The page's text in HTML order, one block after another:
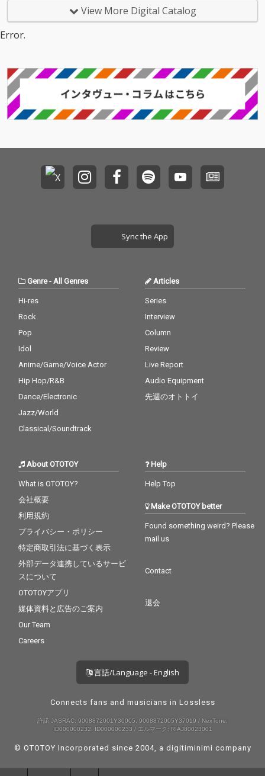
わせで話題沸騰、坂道
ファンのみならず音楽
バージョンの”No Gaze
のシューゲイザー・サ
ウンドとはまったく違
ったアプローチで、こ
(乃木坂46)のボーカル
で踊れる曲として、現
在敢行中の“MONDO G
View More Digital Catalog
Error.
Sync the App
Genre- All Genres
Hi-res
Rock
Pop
Idol
Anime/Game/Voice Actor
Hip Hop/R&B
Dance/Electronic
Jazz/World
Classical/Soundtrack
Articles
Series
Interview
Column
Review
Live Report
Audio Equipment
先週のオトトイ
About OTOTOY
What is OTOTOY?
会社概要
利用規約
プライバシー・ポリシー
特定商取引法に基づく表示
外部データ連携しているサービ
スについて
OTOTOYアプリ
媒体資料と広告のご案内
Our Team
Careers
Help
Help Top
Make OTOTOY better
Found something weird? Please
mail us
Contact
退会
言語/Language - English
Connects fans and musicians in Lossless
許諾 JASRAC: 9008872001Y30005, 9008872005Y37019 / NexTone:
ID000000232, ID000000233 / エルマーク: RIAJ80023001
© OTOTOY Incorporated since 2004, a digitiminimi company